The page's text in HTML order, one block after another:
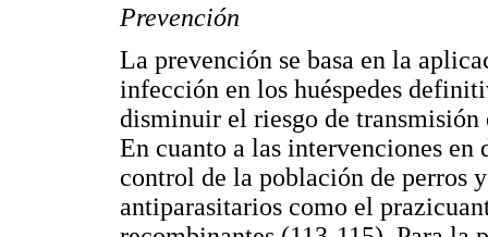
Prevención
La prevención se basa en la
infección en los huéspedes
disminuir el riesgo de
En cuanto a las intervenciones en
control de la población de perros
antiparasitarios como el